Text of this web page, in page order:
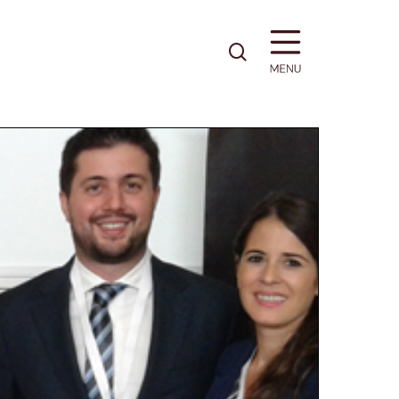
pesquisa